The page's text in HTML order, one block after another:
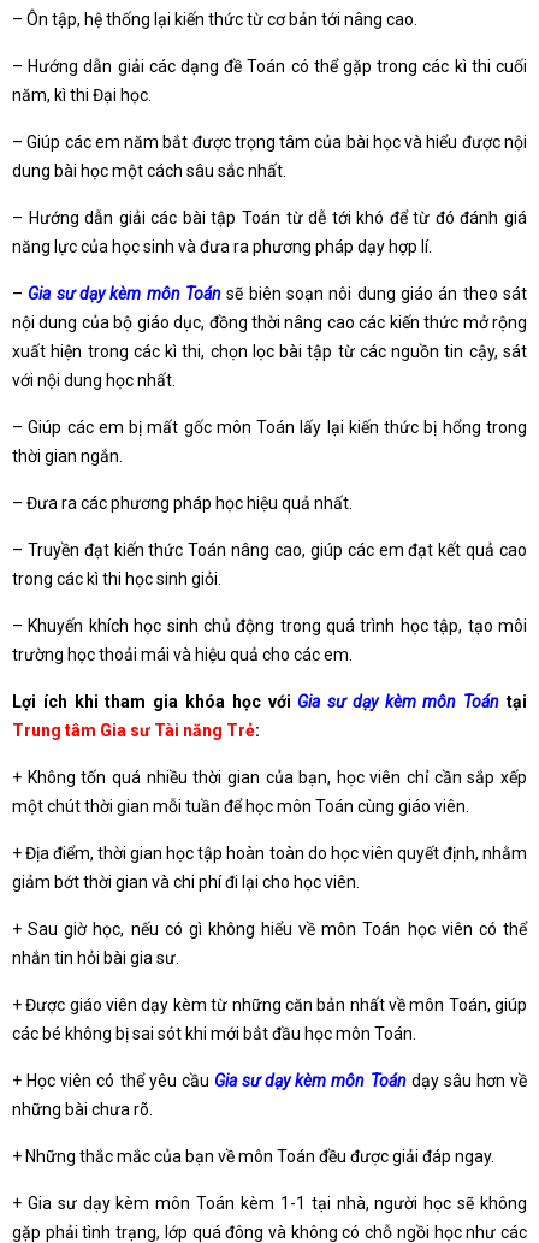
– Ôn tập, hệ thống lại kiến thức từ cơ bản tới nâng cao.
– Hướng dẫn giải các dạng đề Toán có thể gặp trong các kì thi cuối
năm, kì thi Đại học.
– Giúp các em năm bắt được trọng tâm của bài học và hiểu được nội
dung bài học một cách sâu sắc nhất.
– Hướng dẫn giải các bài tập Toán từ dễ tới khó để từ đó đánh giá
năng lực của học sinh và đưa ra phương pháp dạy hợp lí.
– Gia sư dạy kèm môn Toán sẽ biên soạn nôi dung giáo án theo sát
nội dung của bộ giáo dục, đồng thời nâng cao các kiến thức mở rộng
xuất hiện trong các kì thi, chọn lọc bài tập từ các nguồn tin cậy, sát
với nội dung học nhất.
– Giúp các em bị mất gốc môn Toán lấy lại kiến thức bị hổng trong
thời gian ngắn.
– Đưa ra các phương pháp học hiệu quả nhất.
– Truyền đạt kiến thức Toán nâng cao, giúp các em đạt kết quả cao
trong các kì thi học sinh giỏi.
– Khuyến khích học sinh chủ động trong quá trình học tập, tạo môi
trường học thoải mái và hiệu quả cho các em.
Lợi ích khi tham gia khóa học với Gia sư dạy kèm môn Toán tại
Trung tâm Gia sư Tài năng Trẻ:
+ Không tốn quá nhiều thời gian của bạn, học viên chỉ cần sắp xếp
một chút thời gian mỗi tuần để học môn Toán cùng giáo viên.
+ Địa điểm, thời gian học tập hoàn toàn do học viên quyết định, nhằm
giảm bớt thời gian và chi phí đi lại cho học viên.
+ Sau giờ học, nếu có gì không hiểu về môn Toán học viên có thể
nhắn tin hỏi bài gia sư.
+ Được giáo viên dạy kèm từ những căn bản nhất về môn Toán, giúp
các bé không bị sai sót khi mới bắt đầu học môn Toán.
+ Học viên có thể yêu cầu Gia sư dạy kèm môn Toándạy sâu hơn về
những bài chưa rõ.
+ Những thắc mắc của bạn về môn Toán đều được giải đáp ngay.
+ Gia sư dạy kèm môn Toán kèm 1-1 tại nhà, người học sẽ không
gặp phải tình trạng, lớp quá đông và không có chỗ ngồi học như các